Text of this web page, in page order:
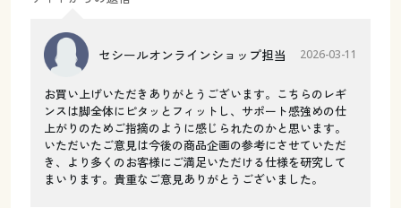
セシールオンラインショップ担当 2026-03-11
お買い上げいただきありがとうございます。こちらのレギ
ンスは脚全体にピタッとフィットし、サポート感強めの仕
上がりのためご指摘のように感じられたのかと思います。
いただいたご意見は今後の商品企画の参考にさせていただ
き、より多くのお客様にご満足いただける仕様を研究して
まいります。貴重なご意見ありがとうございました。